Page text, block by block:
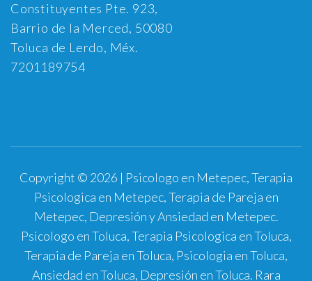
Constituyentes Pte. 923,
Barrio de la Merced, 50080
Toluca de Lerdo, Méx.
7201189754
Copyright © 2026 | Psicologo en Metepec, Terapia
Psicologica en Metepec, Terapia de Pareja en
Metepec, Depresión y Ansiedad en Metepec.
Psicologo en Toluca, Terapia Psicologica en Toluca,
Terapia de Pareja en Toluca, Psicologia en Toluca,
Ansiedad en Toluca, Depresión en Toluca. Rara